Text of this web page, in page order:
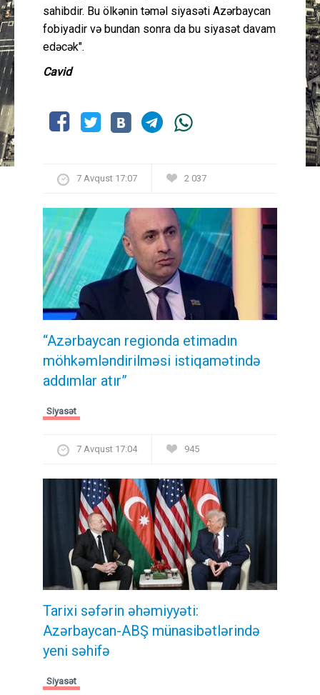
sahibdir. Bu ölkənin təməl siyasəti Azərbaycan
fobiyadir və bundan sonra da bu siyasət davam
edəcək".
Cavid
7 Avqust 17:07 2 037
“Azərbaycan regionda etimadın
möhkəmləndirilməsi istiqamətində
addımlar atır”
Siyasət
7 Avqust 17:04 945
Tarixi səfərin əhəmiyyəti:
Azərbaycan-ABŞ münasibətlərində
yeni səhifə
Siyasət